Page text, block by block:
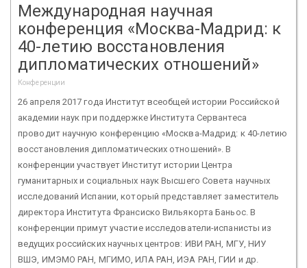
Международная научная
конференция «Москва-Мадрид: к
40-летию восстановления
дипломатических отношений»
Конференции
26 апреля 2017 года Институт всеобщей истории Российской
академии наук при поддержке Института Сервантеса
проводит научную конференцию «Москва-Мадрид: к 40-летию
восстановления дипломатических отношений». В
конференции участвует Институт истории Центра
гуманитарных и социальных наук Высшего Совета научных
исследований Испании, который представляет заместитель
директора Института Франсиско Вильякорта Баньос. В
конференции примут участие исследователи-испанисты из
ведущих российских научных центров: ИВИ РАН, МГУ, НИУ
ВШЭ, ИМЭМО РАН, МГИМО, ИЛА РАН, ИЭА РАН, ГИИ и др.